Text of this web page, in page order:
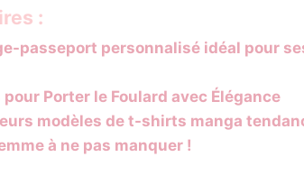
:
passeport personnalisé idéal pour
Porter le Foulard avec Élégance
modèles de t-shirts manga
à ne pas manquer !